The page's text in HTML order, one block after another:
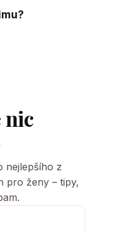
nic
nejlepšího z
pro ženy – tipy,